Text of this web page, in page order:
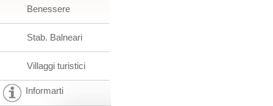
Benessere
Stab. Balneari
Villaggi turistici
Informarti